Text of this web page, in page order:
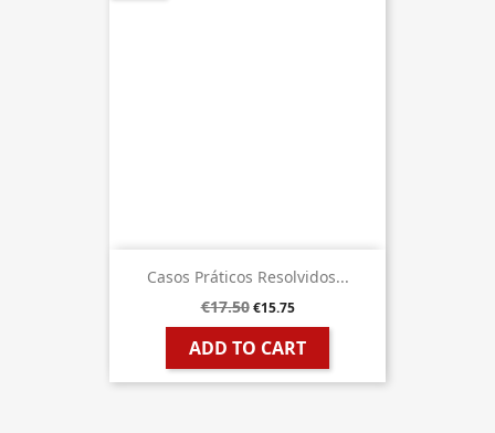
Casos Práticos Resolvidos...
€17.50 €15.75
ADD TO CART